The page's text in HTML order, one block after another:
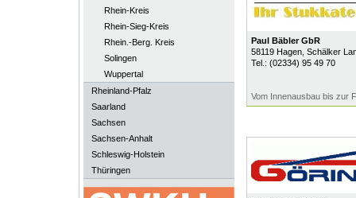
Rhein-Kreis
Rhein-Sieg-Kreis
Rhein.-Berg. Kreis
Solingen
Wuppertal
Rheinland-Pfalz
Saarland
Sachsen
Sachsen-Anhalt
Schleswig-Holstein
Thüringen
Paul Bäbler GbR
58119 Hagen, Schälker
Tel.: (02334) 95 49 70
Vom Innenausbau bis zur